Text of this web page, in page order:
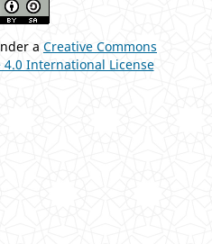
a Creative Commons
International License